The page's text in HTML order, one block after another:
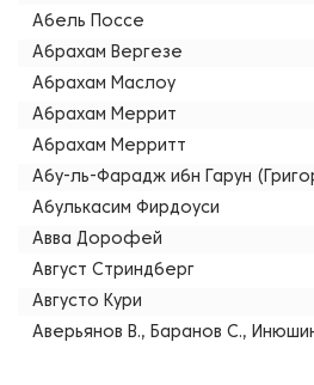
Абель Поссе
Абрахам Вергезе
Абрахам Маслоу
Абрахам Меррит
Абрахам Мерритт
Абу-ль-Фарадж ибн Гарун
Абулькасим Фирдоуси
Авва Дорофей
Август Стриндберг
Августо Кури
Аверьянов В., Баранов С.,